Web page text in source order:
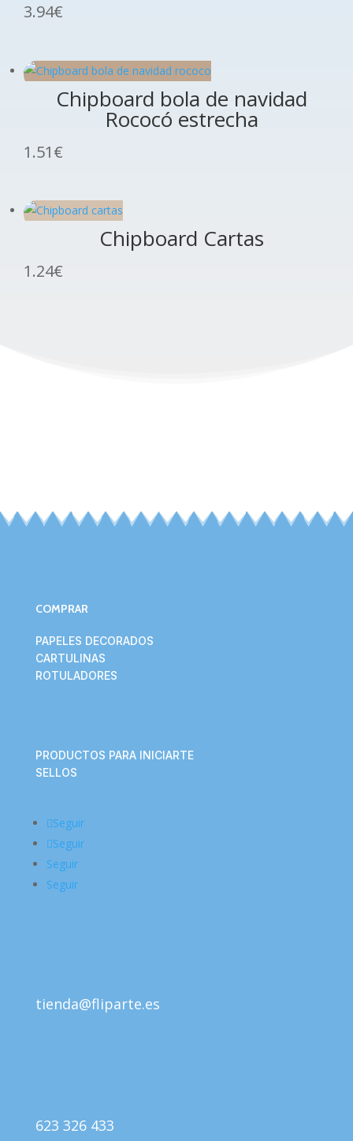
3.94€
Chipboard bola de navidad
Rococó estrecha
1.51€
Chipboard Cartas
1.24€
COMPRAR
PAPELES DECORADOS
CARTULINAS
ROTULADORES
PRODUCTOS PARA INICIARTE
SELLOS
Seguir
Seguir
Seguir
Seguir
tienda@fliparte.es
623 326 433